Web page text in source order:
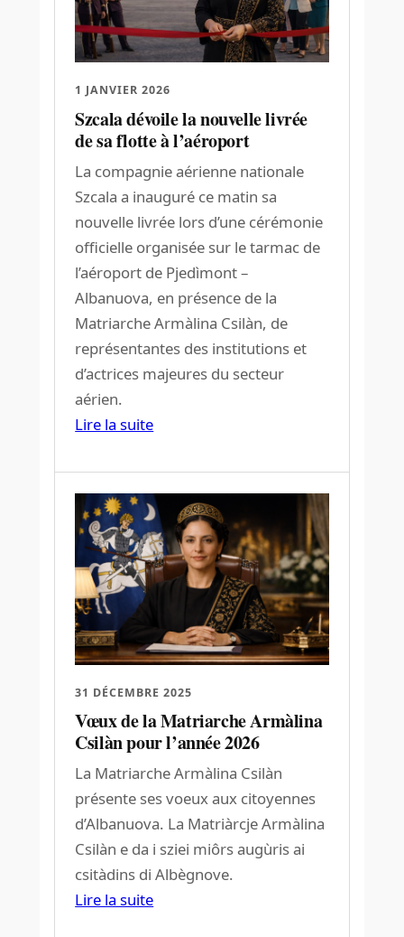
1 JANVIER 2026
Szcala dévoile la nouvelle livrée
de sa flotte à l’aéroport
La compagnie aérienne nationale
Szcala a inauguré ce matin sa
nouvelle livrée lors d’une cérémonie
officielle organisée sur le tarmac de
l’aéroport de Pjedìmont –
Albanuova, en présence de la
Matriarche Armàlina Csilàn, de
représentantes des institutions et
d’actrices majeures du secteur
aérien.
Lire la suite
31 DÉCEMBRE 2025
Vœux de la Matriarche Armàlina
Csilàn pour l’année 2026
La Matriarche Armàlina Csilàn
présente ses voeux aux citoyennes
d’Albanuova. La Matriàrcje Armàlina
Csilàn e da i sziei miôrs augùris ai
csitàdins di Albègnove.
Lire la suite